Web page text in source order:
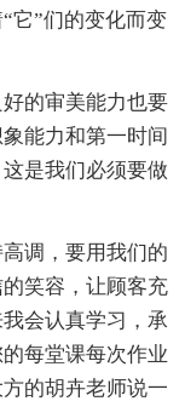
它”们的变化而变
的审美能力也要
能力和第一时间
是我们必须要做
调，要用我们的
笑容，让顾客充
会认真学习，承
每堂课每次作业
的胡卉老师说一